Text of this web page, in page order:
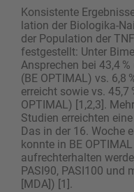
Konsistente
lation der Biologika-
der Population der
festgestellt: Unter
Ansprechen bei 43,4 %
(BE OPTIMAL) vs. 6,8
erreicht sowie vs. 45,7
OPTIMAL) [1,2,3].
Studien erreichten
Das in der 16. Woche
konnte in BE
aufrechterhalten
PASI90, PASI100
[MDA]) [1].